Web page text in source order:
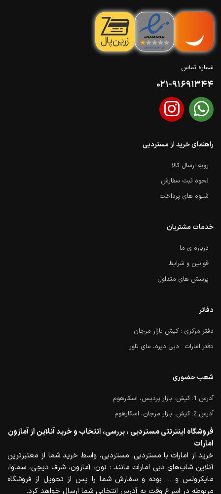
شماره تماس
021-91691344
راهنمای خرید از مستردبی
رویه ارسال کالا
نحوه ثبت سفارش
شیوه های پرداخت
خدمات مشتریان
درباره ی ما
قوانین و شرایط
پرسش های متداول
دفاتر
دفتر مرکزی : کیش بازار مرجان
دفتر امارات : دبی دیره، مای تاور
شعب حضوری
آدرس 1: کیش، بازار پردیس، اسکارهوم
آدرس 2: کیش، بازار مرجان، اسکارهوم
فروشگاه اینترنتی مستردبی ، بررسی، انتخاب و خرید آنلاین از آمازون
امارات
خرید از امارات با مستردبی. مستردبی، واسط خرید شما از معتبرترین
آنلاین شاپ‌های دبی امارات مانند : نون، آمازون، شرف دیجی، سماوا،
مایکرولس و … بوده و سفارش شما را پس از تحویل از فروشگاه
مربوطه در اسرع وقت به آدرس انتخابی شما ارسال خواهد کرد.